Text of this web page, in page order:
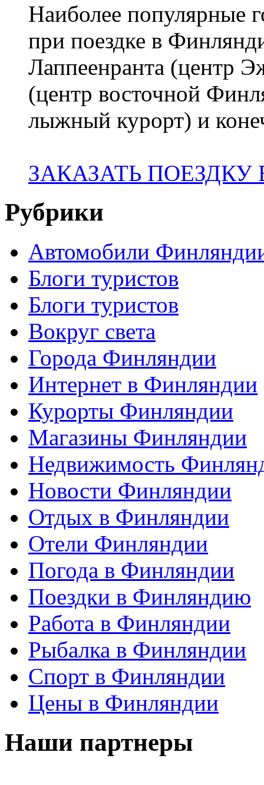
Наиболее популярные
при поездке в
Лаппеенранта (центр
(центр восточной
лыжный курорт) и
ЗАКАЗАТЬ
Рубрики
Автомобили
Блоги туристов
Блоги туристов
Вокруг света
Города Финляндии
Интернет в Финляндии
Курорты Финляндии
Магазины Финляндии
Недвижимость
Новости Финляндии
Отдых в Финляндии
Отели Финляндии
Погода в Финляндии
Поездки в Финляндию
Работа в Финляндии
Рыбалка в Финляндии
Спорт в Финляндии
Цены в Финляндии
Наши партнеры